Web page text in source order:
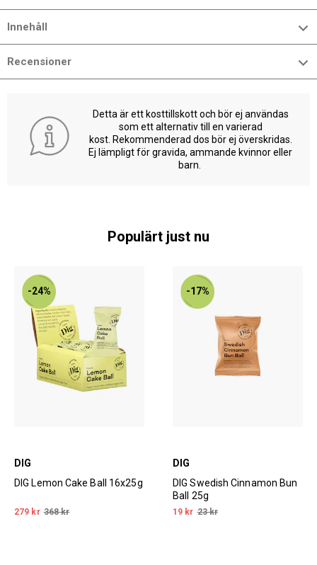
Innehåll
Recensioner
Detta är ett kosttillskott och bör ej användas
som ett alternativ till en varierad
kost. Rekommenderad dos bör ej överskridas.
Ej lämpligt för gravida, ammande kvinnor eller
barn.
Populärt just nu
-24%
DIG
DIG Lemon Cake Ball 16x25g
279 kr 368 kr
-17%
DIG
DIG Swedish Cinnamon Bun
Ball 25g
19 kr 23 kr